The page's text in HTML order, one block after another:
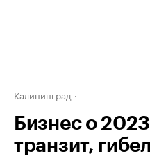
Калининград
Бизнес о
транзит,